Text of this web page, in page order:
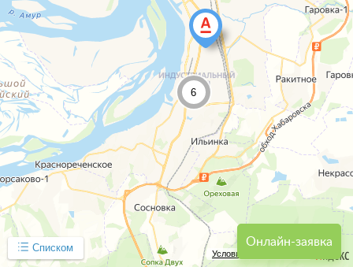
Онлайн-заявка
Условия использования
Списком
6